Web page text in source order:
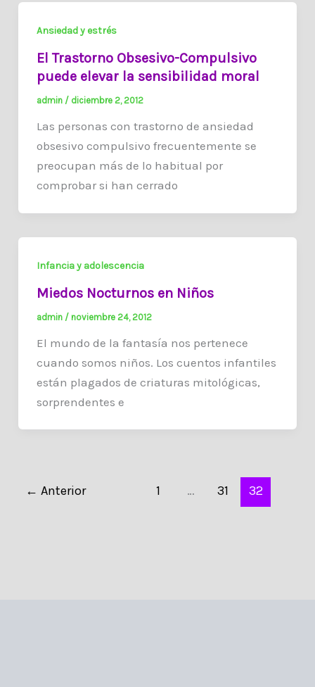
Ansiedad y estrés
El Trastorno Obsesivo-Compulsivo
puede elevar la sensibilidad moral
admin / diciembre 2, 2012
Las personas con trastorno de ansiedad
obsesivo compulsivo frecuentemente se
preocupan más de lo habitual por
comprobar si han cerrado
Infancia y adolescencia
Miedos Nocturnos en Niños
admin / noviembre 24, 2012
El mundo de la fantasía nos pertenece
cuando somos niños. Los cuentos infantiles
están plagados de criaturas mitológicas,
sorprendentes e
← Anterior 1 … 31 32